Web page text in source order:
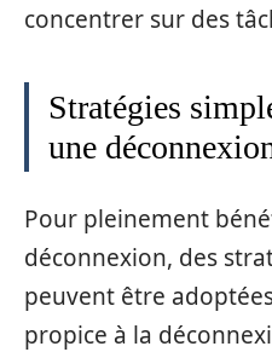
concentrer sur des
Stratégies
une
Pour pleinement
déconnexion, des
peuvent être
propice à la